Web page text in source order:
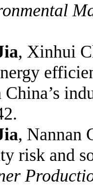
, Xinhui
, Nannan
risk and